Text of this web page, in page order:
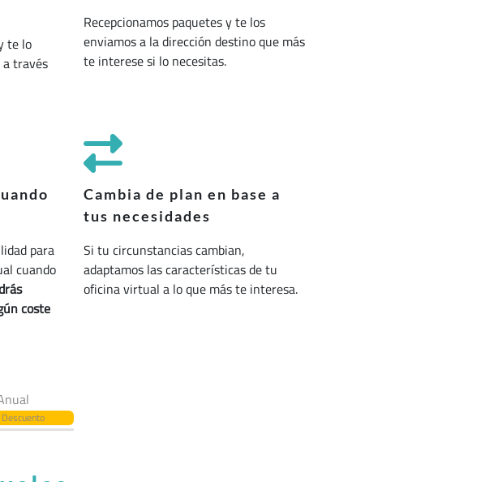
te lo
través
Recepcionamos paquetes y te los
enviamos a la dirección destino que más
te interese si lo necesitas.
para
cuando
coste
Cambia de plan en base a
tus necesidades
Si tu circunstancias cambian,
adaptamos las características de tu
oficina virtual a lo que más te interesa.
Descuento